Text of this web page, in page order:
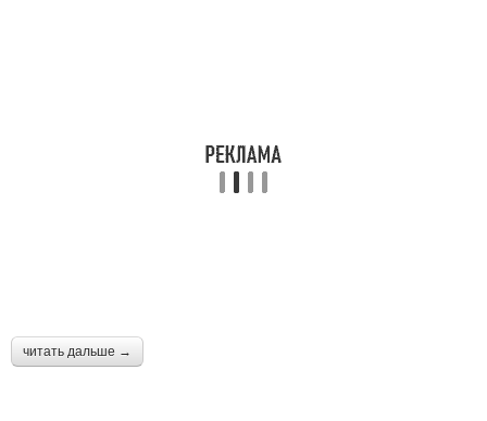
читать дальше →